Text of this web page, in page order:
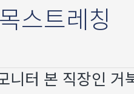
목스트레칭
니터 본 직장인